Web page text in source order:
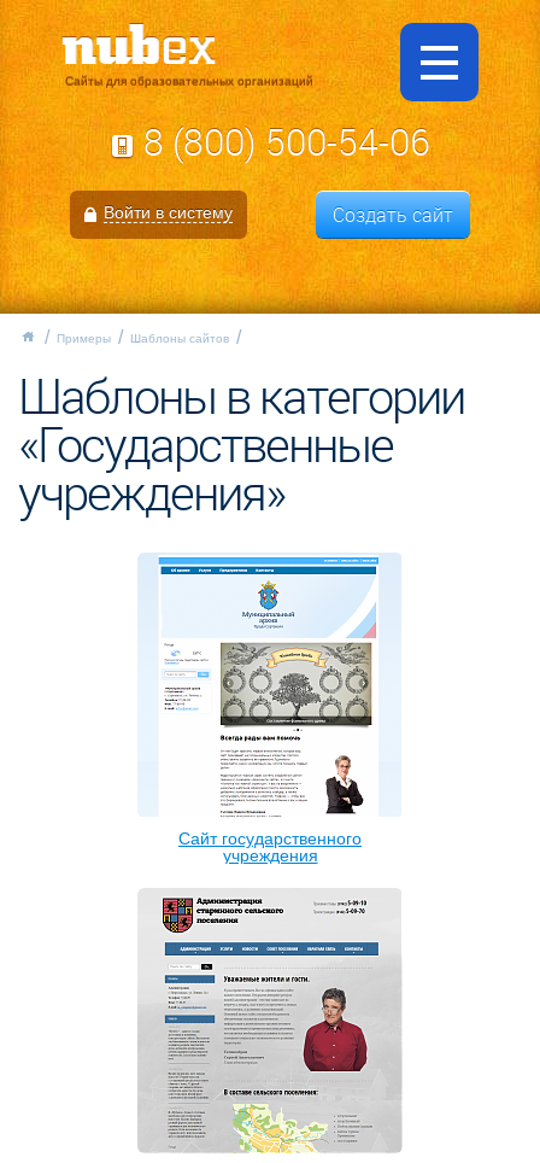
Сайты для образовательных организаций
8 (800) 500-54-06
Войти в систему Создать сайт
Примеры Шаблоны сайтов
Шаблоны в категории
«Государственные
учреждения»
Сайт государственного
учреждения